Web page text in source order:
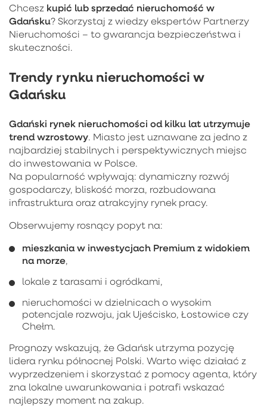
Chcesz kupić lub sprzedać nieruchomość w
Gdańsku? Skorzystaj z wiedzy ekspertów Partnerzy
Nieruchomości – to gwarancja bezpieczeństwa i
skuteczności.
Trendy rynku nieruchomości w
Gdańsku
Gdański rynek nieruchomości od kilku lat utrzymuje
trend wzrostowy. Miasto jest uznawane za jedno z
najbardziej stabilnych i perspektywicznych miejsc
do inwestowania w Polsce.
Na popularność wpływają: dynamiczny rozwój
gospodarczy, bliskość morza, rozbudowana
infrastruktura oraz atrakcyjny rynek pracy.
Obserwujemy rosnący popyt na:
mieszkania w inwestycjach Premium z widokiem
na morze,
lokale z tarasami i ogródkami,
nieruchomości w dzielnicach o wysokim
potencjale rozwoju, jak Ujeścisko, Łostowice czy
Chełm.
Prognozy wskazują, że Gdańsk utrzyma pozycję
lidera rynku północnej Polski. Warto więc działać z
wyprzedzeniem i skorzystać z pomocy agenta, który
zna lokalne uwarunkowania i potrafi wskazać
najlepszy moment na zakup.